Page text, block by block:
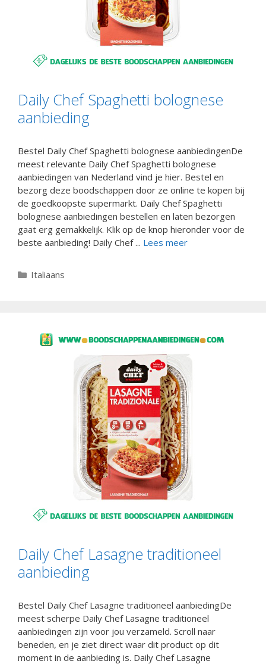
Daily Chef Spaghetti bolognese
aanbieding
Bestel Daily Chef Spaghetti bolognese aanbiedingenDe
meest relevante Daily Chef Spaghetti bolognese
aanbiedingen van Nederland vind je hier. Bestel en
bezorg deze boodschappen door ze online te kopen bij
de goedkoopste supermarkt. Daily Chef Spaghetti
bolognese aanbiedingen bestellen en laten bezorgen
gaat erg gemakkelijk. Klik op de knop hieronder voor de
beste aanbieding! Daily Chef ... Lees meer
Categorieën
Italiaans
Daily Chef Lasagne traditioneel
aanbieding
Bestel Daily Chef Lasagne traditioneel aanbiedingDe
meest scherpe Daily Chef Lasagne traditioneel
aanbiedingen zijn voor jou verzameld. Scroll naar
beneden, en je ziet direct waar dit product op dit
moment in de aanbieding is. Daily Chef Lasagne